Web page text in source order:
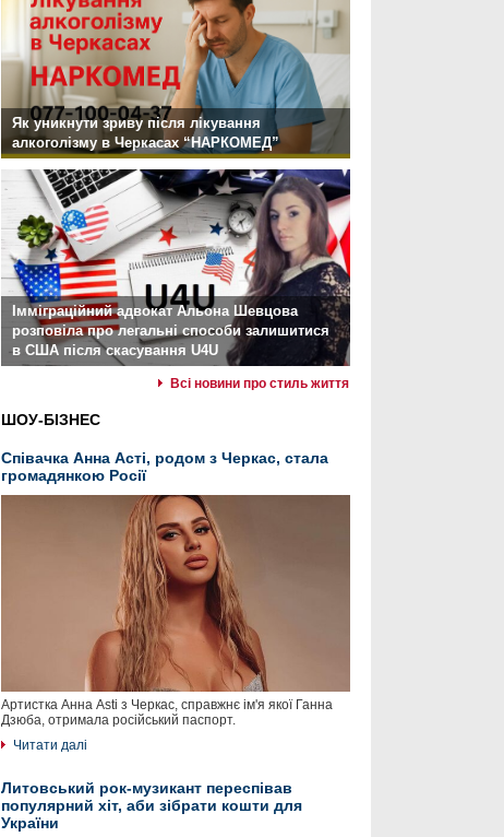
Як уникнути зриву після лікування
алкоголізму в Черкасах “НАРКОМЕД”
Імміграційний адвокат Альона Шевцова
розповіла про легальні способи залишитися
в США після скасування U4U
Всі новини про стиль життя
ШОУ-БІЗНЕС
Співачка Анна Асті, родом з Черкас, стала
громадянкою Росії
Артистка Анна Asti з Черкас, справжнє ім'я якої Ганна
Дзюба, отримала російський паспорт.
Читати далі
Литовський рок-музикант переспівав
популярний хіт, аби зібрати кошти для
України